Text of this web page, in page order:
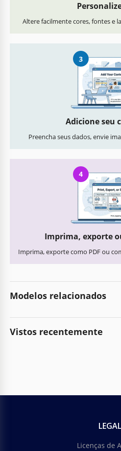
Altere facilmente cores, fontes e
3
Adicione seu
Preencha seus dados, envie
4
Imprima, exporte
Imprima, exporte como PDF ou
Modelos relacionados
Vistos recentemente
LEGAL
Licenças de